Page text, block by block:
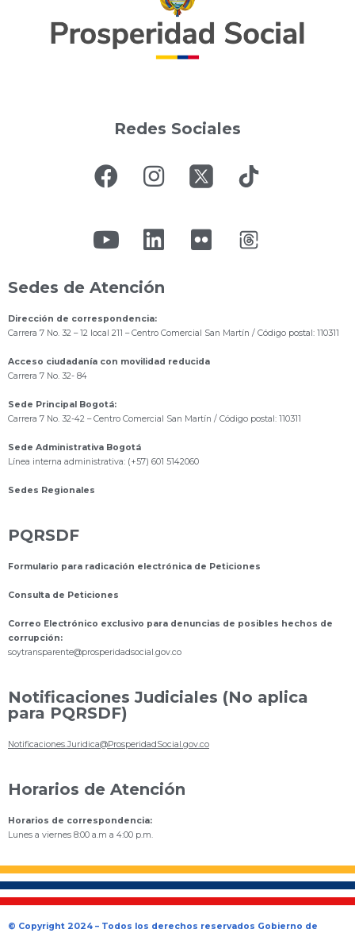
Redes Sociales
Sedes de Atención
Dirección de correspondencia:
Carrera 7 No. 32 – 12 local 211 – Centro Comercial San Martín / Código postal: 110311
Acceso ciudadanía con movilidad reducida
Carrera 7 No. 32- 84
Sede Principal Bogotá:
Carrera 7 No. 32-42 – Centro Comercial San Martín / Código postal: 110311
Sede Administrativa Bogotá
Línea interna administrativa: (+57) 601 5142060
Sedes Regionales
PQRSDF
Formulario para radicación electrónica de Peticiones
Consulta de Peticiones
Correo Electrónico exclusivo para denuncias de posibles hechos de
corrupción:
soytransparente@prosperidadsocial.gov.co
Notificaciones Judiciales (No aplica
para PQRSDF)
Notificaciones.Juridica@ProsperidadSocial.gov.co
Horarios de Atención
Horarios de correspondencia:
Lunes a viernes 8:00 a.m a 4:00 p.m.
© Copyright 2024 – Todos los derechos reservados Gobierno de